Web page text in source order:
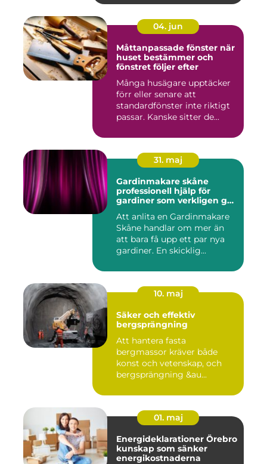
04. jun
Måttanpassade fönster när
huset bestämmer och
fönstret följer efter
Många husägare upptäcker
förr eller senare att
standardfönster inte riktigt
passar. Kanske sitter de...
31. maj
Gardinmakare skåne
professionell hjälp för
gardiner som verkligen gör
Att anlita en Gardinmakare
Skåne handlar om mer än
att bara få upp ett par nya
gardiner. En skicklig...
10. maj
Säker och effektiv
bergsprängning
Att hantera fasta
bergmassor kräver både
konst och vetenskap, och
bergsprängning &au...
01. maj
Energideklarationer Örebro
kunskap som sänker
energikostnaderna